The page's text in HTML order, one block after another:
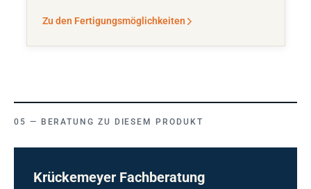
Zu den Fertigungsmöglichkeiten
BERATUNG ZU DIESEM PRODUKT
Krückemeyer Fachberatung